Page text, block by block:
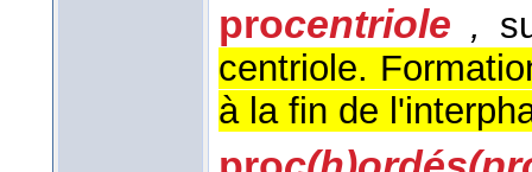
procentriole ,
centriole.
à la fin de